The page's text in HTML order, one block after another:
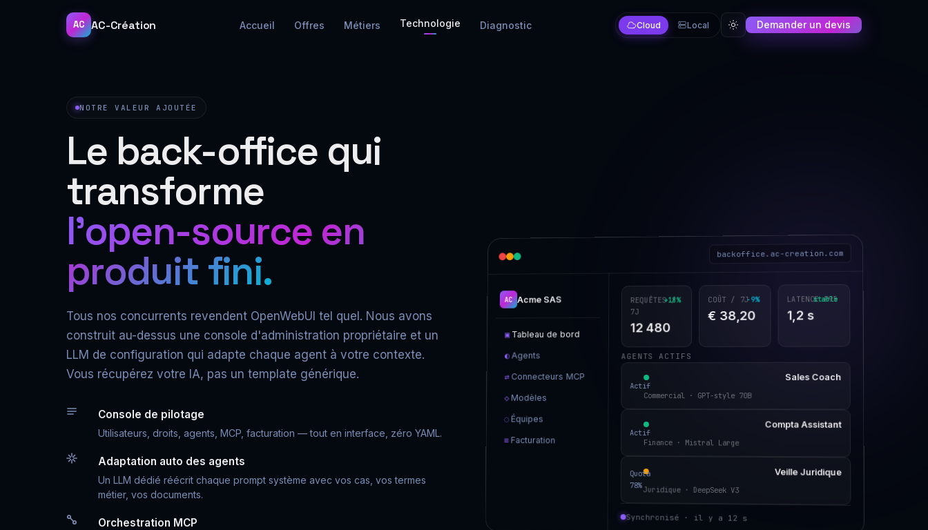
AC AC-Création Accueil Offres Métiers Technologie Diagnostic Cloud Local Demander un devis
NOTRE VALEUR AJOUTÉE
Le back-office qui
transforme
l'open-source en
produit fini.
Tous nos concurrents revendent OpenWebUI tel quel. Nous avons
construit au-dessus une console d'administration propriétaire et un
LLM de configuration qui adapte chaque agent à votre contexte.
Vous récupérez votre IA, pas un template générique.
Console de pilotage
Utilisateurs, droits, agents, MCP, facturation — tout en interface, zéro YAML.
Adaptation auto des agents
Un LLM dédié réécrit chaque prompt système avec vos cas, vos termes
métier, vos documents.
Orchestration MCP
backoffice.ac-creation.com
AC Acme SAS
▣ Tableau de bord
◐ Agents
⇄ Connecteurs MCP
◇ Modèles
◌ Équipes
≡ Facturation
REQUÊTES /
7J
12 480
+18% COÛT / 7J
€ 38,20
−9% LATENCE P95
1,2 s
stable
AGENTS ACTIFS
Sales Coach
Commercial · GPT-style 70B
Actif
Compta Assistant
Finance · Mistral Large
Actif
Veille Juridique
Juridique · DeepSeek V3
Quota
78%
Synchronisé · il y a 12 s